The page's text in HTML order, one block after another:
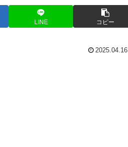
LINE コピー
2025.04.16